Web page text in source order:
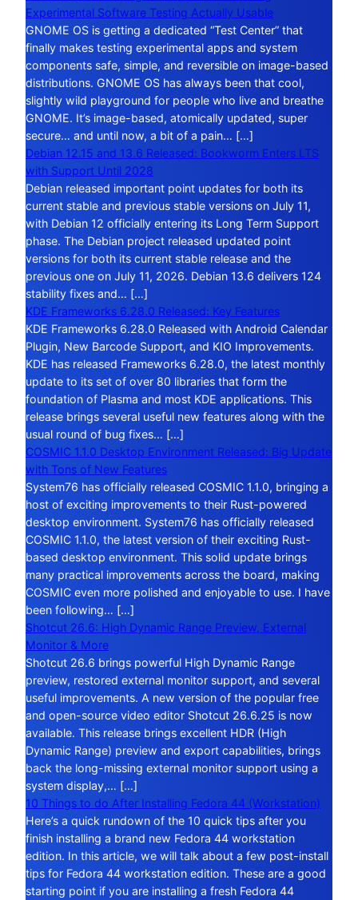
Experimental Software Testing Actually Usable
GNOME OS is getting a dedicated “Test Center” that
finally makes testing experimental apps and system
components safe, simple, and reversible on image-based
distributions. GNOME OS has always been that cool,
slightly wild playground for people who live and breathe
GNOME. It’s image-based, atomically updated, super
secure… and until now, a bit of a pain… […]
Debian 12.15 and 13.6 Released: Bookworm Enters LTS
with Support Until 2028
Debian released important point updates for both its
current stable and previous stable versions on July 11,
with Debian 12 officially entering its Long Term Support
phase. The Debian project released updated point
versions for both its current stable release and the
previous one on July 11, 2026. Debian 13.6 delivers 124
stability fixes and… […]
KDE Frameworks 6.28.0 Released: Key Features
KDE Frameworks 6.28.0 Released with Android Calendar
Plugin, New Barcode Support, and KIO Improvements.
KDE has released Frameworks 6.28.0, the latest monthly
update to its set of over 80 libraries that form the
foundation of Plasma and most KDE applications. This
release brings several useful new features along with the
usual round of bug fixes… […]
COSMIC 1.1.0 Desktop Environment Released: Big Update
with Tons of New Features
System76 has officially released COSMIC 1.1.0, bringing a
host of exciting improvements to their Rust-powered
desktop environment. System76 has officially released
COSMIC 1.1.0, the latest version of their exciting Rust-
based desktop environment. This solid update brings
many practical improvements across the board, making
COSMIC even more polished and enjoyable to use. I have
been following… […]
Shotcut 26.6: High Dynamic Range Preview, External
Monitor & More
Shotcut 26.6 brings powerful High Dynamic Range
preview, restored external monitor support, and several
useful improvements. A new version of the popular free
and open-source video editor Shotcut 26.6.25 is now
available. This release brings excellent HDR (High
Dynamic Range) preview and export capabilities, brings
back the long-missing external monitor support using a
system display,… […]
10 Things to do After Installing Fedora 44 (Workstation)
Here’s a quick rundown of the 10 quick tips after you
finish installing a brand new Fedora 44 workstation
edition. In this article, we will talk about a few post-install
tips for Fedora 44 workstation edition. These are a good
starting point if you are installing a fresh Fedora 44